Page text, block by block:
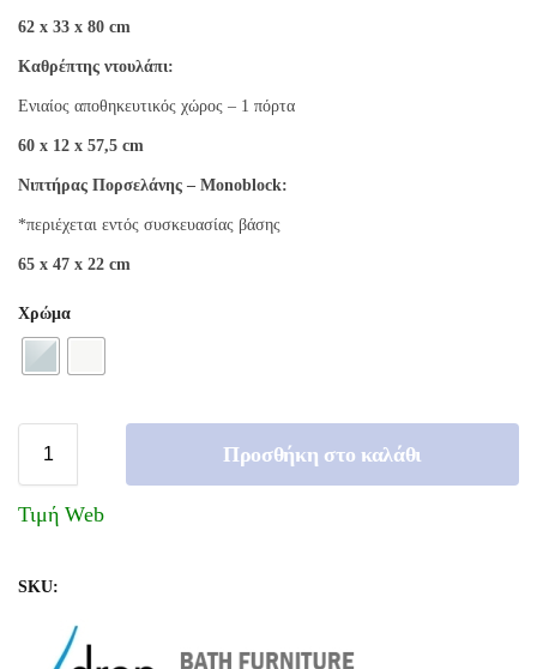
62 x 33 x 80 cm
Καθρέπτης ντουλάπι:
Ενιαίος αποθηκευτικός χώρος – 1 πόρτα
60 x 12 x 57,5 cm
Νιπτήρας Πορσελάνης – Monoblock:
*περιέχεται εντός συσκευασίας βάσης
65 x 47 x 22 cm
Χρώμα
Προσθήκη στο καλάθι
Τιμή Web
SKU: